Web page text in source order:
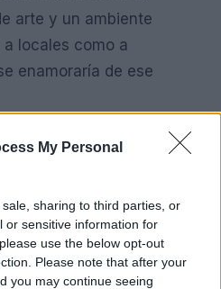
My Personal
sharing to third parties, or
or sensitive information for
use the below opt-out
Please note that after your
you may continue seeing
arte y un ambiente
locales como a
enamoraría de ese
mudarse a un lugar
no solo dejarse llevar por
El Dr. Bross advierte que la
ser complicada para los
cómo funciona la